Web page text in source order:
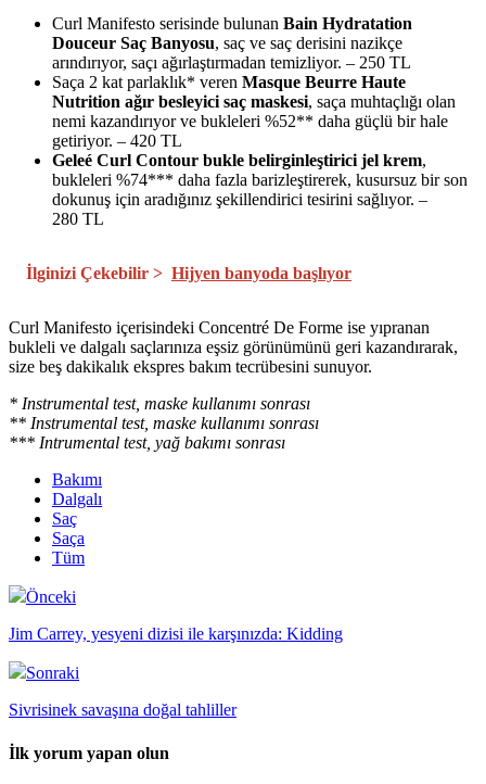
Curl Manifesto serisinde bulunan Bain Hydratation
Douceur Saç Banyosu, saç ve saç derisini nazikçe
arındırıyor, saçı ağırlaştırmadan temizliyor. – 250 TL
Saça 2 kat parlaklık* veren Masque Beurre Haute
Nutrition ağır besleyici saç maskesi, saça muhtaçlığı olan
nemi kazandırıyor ve bukleleri %52** daha güçlü bir hale
getiriyor. – 420 TL
Geleé Curl Contour bukle belirginleştirici jel krem,
bukleleri %74*** daha fazla barizleştirerek, kusursuz bir son
dokunuş için aradığınız şekillendirici tesirini sağlıyor. –
280 TL
İlginizi Çekebilir > Hijyen banyoda başlıyor
Curl Manifesto içerisindeki Concentré De Forme ise yıpranan
bukleli ve dalgalı saçlarınıza eşsiz görünümünü geri kazandırarak,
size beş dakikalık ekspres bakım tecrübesini sunuyor.
* Instrumental test, maske kullanımı sonrası
** Instrumental test, maske kullanımı sonrası
*** Intrumental test, yağ bakımı sonrası
Bakımı
Dalgalı
Saç
Saça
Tüm
Önceki
Jim Carrey, yesyeni dizisi ile karşınızda: Kidding
Sonraki
Sivrisinek savaşına doğal tahliller
İlk yorum yapan olun